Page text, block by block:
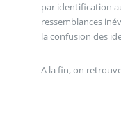
par identification
ressemblances
la confusion des
A la fin, on